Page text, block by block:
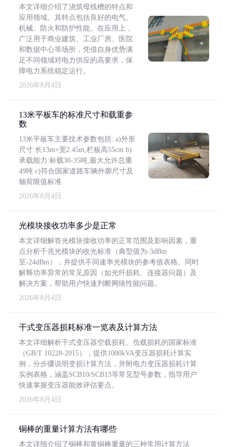
本文详细介绍了浇筑母线槽的特点和
应用领域。其特点包括良好的电气、
机械、防火和防护性能。在应用上，
广泛用于商业建筑、工业厂房、医院
和数据中心等场所，凭借自身优势满
足不同领域对电力供应的高要求，保
障电力系统稳定运行。
2026年8月4日
13米平板车的标准尺寸和载重参
数
13米平板车主要技术参数包括: a)外形
尺寸:长13m×宽2.45m,栏板高55cm b)
承载能力:标载30-35吨,最大允许总重
49吨 c)符合国家道路车辆外廓尺寸及
轴荷限值标准
2026年8月4日
光模块接收功率多少是正常
本文详细解答光模块接收功率的正常范围及影响因素，重
点分析千兆光模块的收光标准（典型值为-3dBm
至-24dBm），并提供不同速率光模块的参考值表格。同时
解释功率异常的常见原因（如光纤损耗、连接器问题）及
解决方案，帮助用户快速判断网络性能问题。
2026年8月4日
干式变压器损耗标准一览表及计算方法
本文详细解析干式变压器空载损耗、负载损耗的国家标准
（GB/T 10228-2015），提供1000kVA变压器损耗计算实
例，分步骤说明变损计算方法，并附电力变压器损耗计算
实例表格，涵盖SCB10/SCB13等常见型号参数，指导用户
快速掌握变压器能效评估要点。
2026年8月4日
铜棒的重量计算方法有哪些
本文详细介绍了铜棒和黄铜棒重量的三种常用计算方法